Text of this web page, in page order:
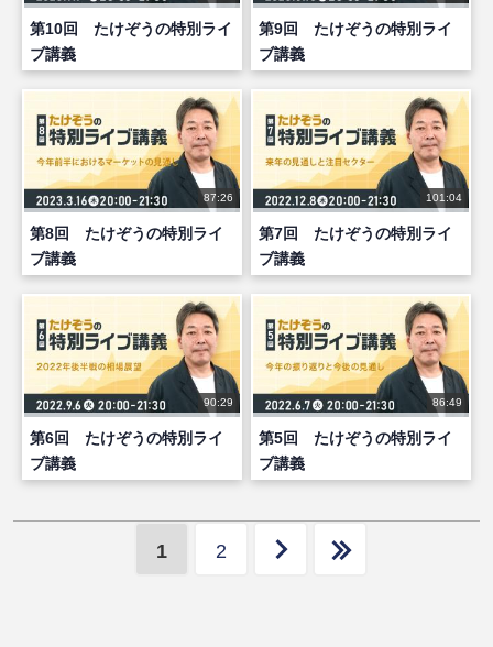
第10回 たけぞうの特別ライ
ブ講義
第9回 たけぞうの特別ライ
ブ講義
87:26
第8回 たけぞうの特別ライ
ブ講義
101:04
第7回 たけぞうの特別ライ
ブ講義
90:29
第6回 たけぞうの特別ライ
ブ講義
86:49
第5回 たけぞうの特別ライ
ブ講義
1 2